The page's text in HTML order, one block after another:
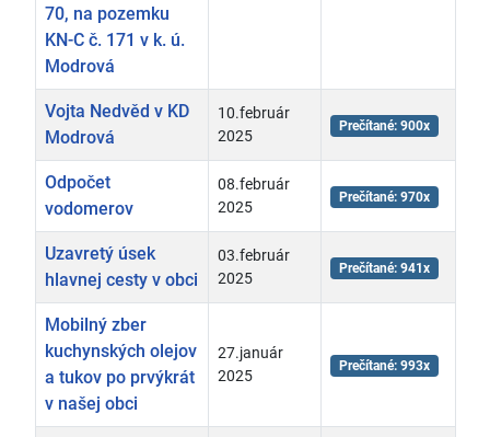
70, na pozemku
KN-C č. 171 v k. ú.
Modrová
Vojta Nedvěd v KD
Modrová
10.február
2025
Prečítané: 900x
Odpočet
vodomerov
08.február
2025
Prečítané: 970x
Uzavretý úsek
hlavnej cesty v obci
03.február
2025
Prečítané: 941x
Mobilný zber
kuchynských olejov
a tukov po prvýkrát
v našej obci
27.január
2025
Prečítané: 993x